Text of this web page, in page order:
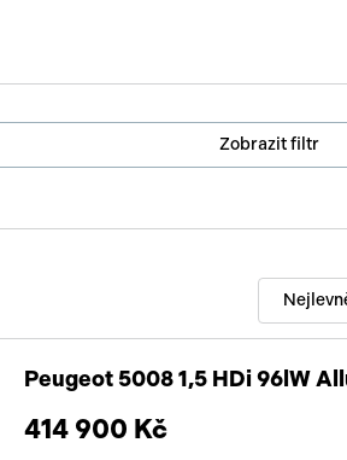
Zobrazit filtr
Peugeot 5008 1,5 HDi 96lW
414 900 Kč